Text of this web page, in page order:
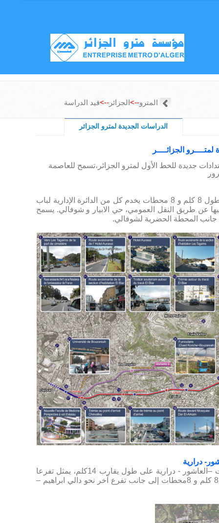
المترو-->الجزائر -->قيد الدراسة
الدراسات الجديدة لمترو الجزائر
الجزائــــر
جديدة للخط الأول لمترو الجزائر،تسمح للعاصمة
امتداد ساحة الشهداء - باب الوادي - شوفالي على طول 8 كلم و 8 محطات يخدم كل من الدائرة الإدارية لباب
عن طريق النقل العمومي، حي الابيار و شوفالي. يسمح
جانب المحطة الحضرية لشوفالي.
درارية
امتداد شوفالي - دالي ابراهيم – شراقة - اولاد فايت –العاشور - درارية على طول يقارب 14كلم، يمثل تفرعا
نحو شوفالي - دالي ابراهيم – العاشور - درارية بطول 8 كلم و 8محطات إلى جانب تفرع آخر نحو دالي ابراهيم –